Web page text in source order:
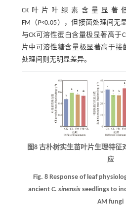
CK叶片叶绿素含量显著
FM（P<0.05），但接菌处理间无
与CK可溶性蛋白含量极显著高于
片中可溶性糖含量极显著高于接
处理间则无明显差异。
图8 古朴树实生苗叶片生理特征
应
Fig. 8 Response of leaf
ancient C. sinensisseedlings to
AM fungi